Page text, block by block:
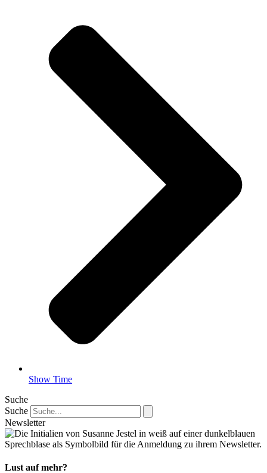
Show Time
Suche
Suche
Newsletter
Lust auf mehr?